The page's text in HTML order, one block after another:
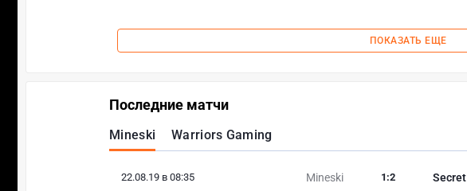
ПОКАЗАТЬ ЕЩЕ
Последние матчи
Mineski Warriors Gaming
22.08.19 в 08:35 Mineski Secret
1 :2